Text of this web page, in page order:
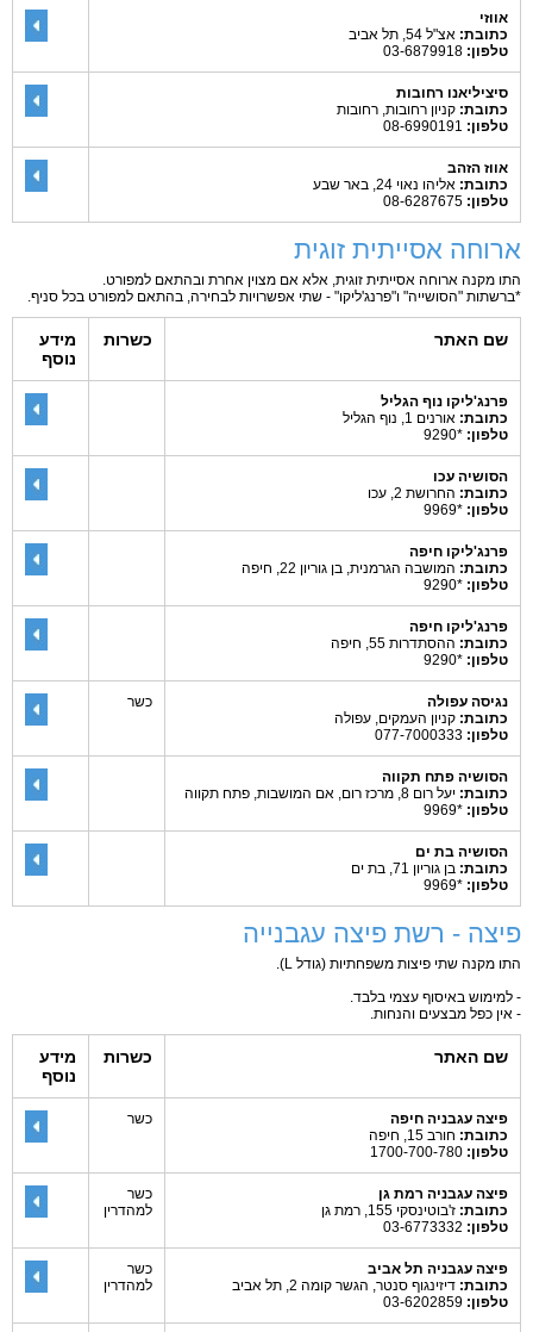
אווזי
כתובת: אצ"ל 54, תל אביב
טלפון:
סיציליאנו רחובות
כתובת: קניון רחובות, רחובות
טלפון:
אווז הזהב
כתובת: אליהו נאוי 24, באר שבע
טלפון:
ארוחה אסייתית זוגית
התו מקנה ארוחה אסייתית זוגית, אלא אם מצוין אחרת ובהתאם למפורט.
*ברשתות "הסושייה" ו"פרנג'ליקו" - שתי אפשרויות לבחירה, בהתאם למפורט בכל סניף.
שם האתר כשרות
מידע
נוסף
פרנג'ליקו נוף הגליל
כתובת: אורנים 1, נוף הגליל
טלפון: *9290
הסושיה עכו
כתובת: החרושת 2, עכו
טלפון: *9969
פרנג'ליקו חיפה
כתובת: המושבה הגרמנית, בן גוריון 22, חיפה
טלפון: *9290
פרנג'ליקו חיפה
כתובת: ההסתדרות 55, חיפה
טלפון: *9290
נגיסה עפולה
כתובת: קניון העמקים, עפולה
טלפון:
כשר
הסושיה פתח תקווה
כתובת: יעל רום 8, מרכז רום, אם המושבות, פתח תקווה
טלפון: *9969
הסושיה בת ים
כתובת: בן גוריון 71, בת ים
טלפון: *9969
פיצה - רשת פיצה עגבנייה
התו מקנה שתי פיצות משפחתיות (גודל L).
- למימוש באיסוף עצמי בלבד.
- אין כפל מבצעים והנחות.
שם האתר כשרות
מידע
נוסף
פיצה עגבניה חיפה
כתובת: חורב 15, חיפה
טלפון:
כשר
פיצה עגבניה רמת גן
כתובת: ז'בוטינסקי 155, רמת גן
טלפון:
כשר
למהדרין
פיצה עגבניה תל אביב
כתובת: דיזינגוף סנטר, הגשר קומה 2, תל אביב
טלפון:
כשר
למהדרין